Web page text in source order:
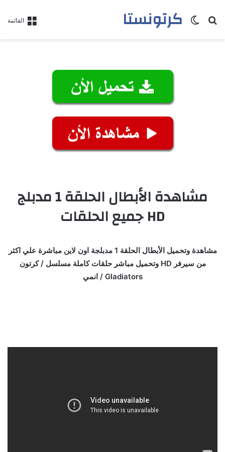
القائمة كرتونستابحث عنالوضع المظلم
مشاهدة الأبطال الحلقة 1 مدبلج
HD جميع الحلقات
مشاهدة وتحميل الأبطال الحلقة 1 مدبلجة اون لاين مباشرة علي اكثر
من سيرفر HD وتحميل مباشر حلقات كاملة مسلسل / كرتون
Gladiators / انمي